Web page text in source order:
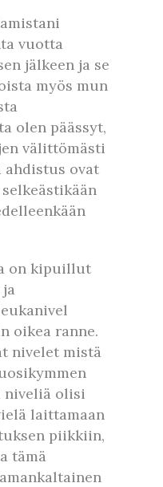
vuotta
jälkeen ja se
myös mun
olen päässyt,
välittömästi
ahdistus ovat
on kipuillut
oikea ranne.
nivelet mistä
niveliä olisi
laittamaan
piikkiin,
tämä